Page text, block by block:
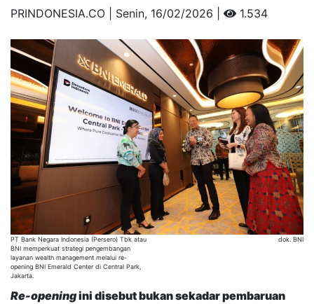
PRINDONESIA.CO | Senin, 16/02/2026 | 1.534
PT Bank Negara Indonesia (Persero) Tbk atau
BNI memperkuat strategi pengembangan
layanan wealth management melalui re-
opening BNI Emerald Center di Central Park,
Jakarta.
dok. BNI
Re-openingini disebut bukan sekadar pembaruan